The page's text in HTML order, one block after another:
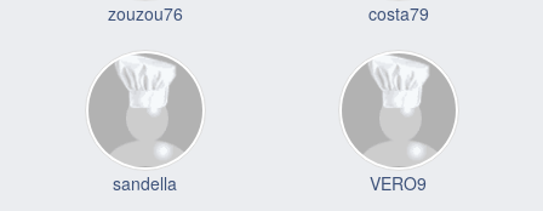
zouzou76 costa79
sandella VERO9